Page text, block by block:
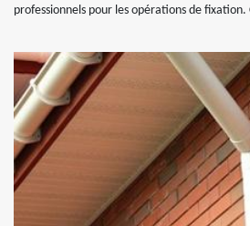
professionnels pour les opérations de fixation.